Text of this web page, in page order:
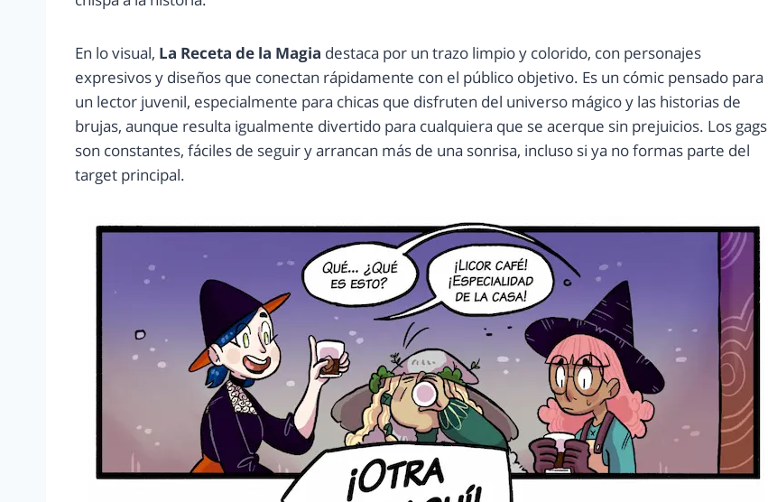
En lo visual, La Receta de la Magia destaca por un trazo limpio y colorido, con personajes
expresivos y diseños que conectan rápidamente con el público objetivo. Es un cómic pensado para
un lector juvenil, especialmente para chicas que disfruten del universo mágico y las historias de
brujas, aunque resulta igualmente divertido para cualquiera que se acerque sin prejuicios. Los gags
son constantes, fáciles de seguir y arrancan más de una sonrisa, incluso si ya no formas parte del
target principal.